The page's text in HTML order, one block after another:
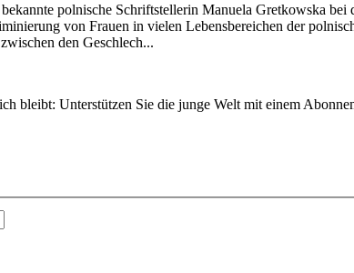
polnische Schriftstellerin Manuela Gretkowska
von Frauen in vielen Lebensbereichen der
den Geschlech...
bleibt: Unterstützen Sie die junge Welt mit einem